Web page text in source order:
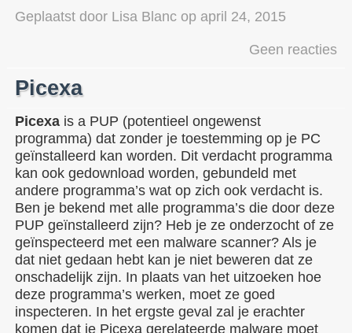
Geplaatst door Lisa Blanc op april 24, 2015
Geen reacties
Picexa
Picexa is a PUP (potentieel ongewenst
programma) dat zonder je toestemming op je PC
geïnstalleerd kan worden. Dit verdacht programma
kan ook gedownload worden, gebundeld met
andere programma’s wat op zich ook verdacht is.
Ben je bekend met alle programma’s die door deze
PUP geïnstalleerd zijn? Heb je ze onderzocht of ze
geïnspecteerd met een malware scanner? Als je
dat niet gedaan hebt kan je niet beweren dat ze
onschadelijk zijn. In plaats van het uitzoeken hoe
deze programma’s werken, moet ze goed
inspecteren. In het ergste geval zal je erachter
komen dat je Picexa gerelateerde malware moet